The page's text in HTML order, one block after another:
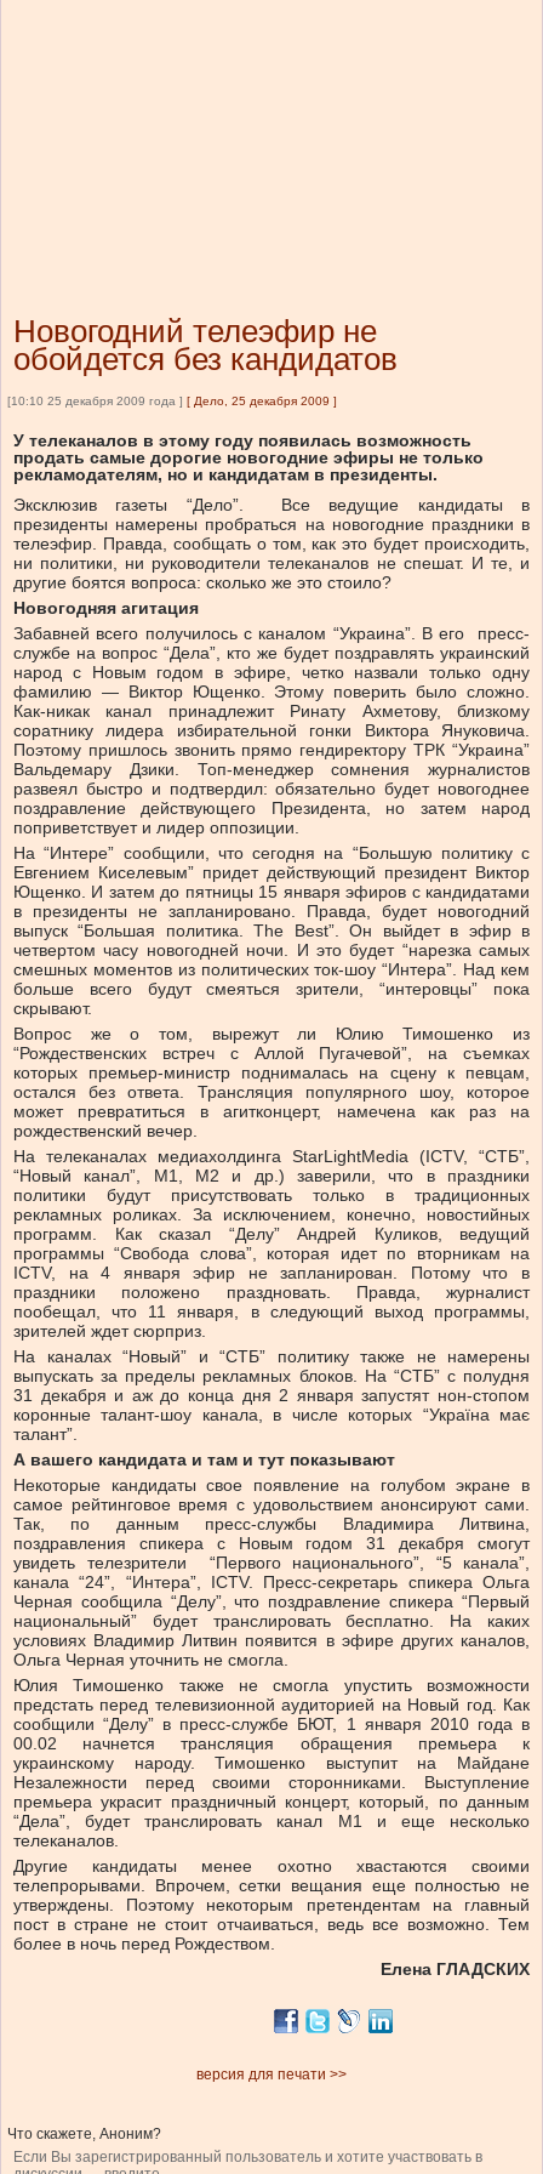
Новогодний телеэфир не
обойдется без кандидатов
[10:10 25 декабря 2009 года ] [ Дело, 25 декабря 2009 ]
У телеканалов в этому году появилась возможность
продать самые дорогие новогодние эфиры не только
рекламодателям, но и кандидатам в президенты.
Эксклюзив газеты “Дело”. Все ведущие кандидаты в
президенты намерены пробраться на новогодние праздники в
телеэфир. Правда, сообщать о том, как это будет происходить,
ни политики, ни руководители телеканалов не спешат. И те, и
другие боятся вопроса: сколько же это стоило?
Новогодняя агитация
Забавней всего получилось с каналом “Украина”. В его пресс-
службе на вопрос “Дела”, кто же будет поздравлять украинский
народ с Новым годом в эфире, четко назвали только одну
фамилию — Виктор Ющенко. Этому поверить было сложно.
Как-никак канал принадлежит Ринату Ахметову, близкому
соратнику лидера избирательной гонки Виктора Януковича.
Поэтому пришлось звонить прямо гендиректору ТРК “Украина”
Вальдемару Дзики. Топ-менеджер сомнения журналистов
развеял быстро и подтвердил: обязательно будет новогоднее
поздравление действующего Президента, но затем народ
поприветствует и лидер оппозиции.
На “Интере” сообщили, что сегодня на “Большую политику с
Евгением Киселевым” придет действующий президент Виктор
Ющенко. И затем до пятницы 15 января эфиров с кандидатами
в президенты не запланировано. Правда, будет новогодний
выпуск “Большая политика. The Best”. Он выйдет в эфир в
четвертом часу новогодней ночи. И это будет “нарезка самых
смешных моментов из политических ток-шоу “Интера”. Над кем
больше всего будут смеяться зрители, “интеровцы” пока
скрывают.
Вопрос же о том, вырежут ли Юлию Тимошенко из
“Рождественских встреч с Аллой Пугачевой”, на съемках
которых премьер-министр поднималась на сцену к певцам,
остался без ответа. Трансляция популярного шоу, которое
может превратиться в агитконцерт, намечена как раз на
рождественский вечер.
На телеканалах медиахолдинга StarLightMedia (ICTV, “СТБ”,
“Новый канал”, М1, М2 и др.) заверили, что в праздники
политики будут присутствовать только в традиционных
рекламных роликах. За исключением, конечно, новостийных
программ. Как сказал “Делу” Андрей Куликов, ведущий
программы “Свобода слова”, которая идет по вторникам на
ICTV, на 4 января эфир не запланирован. Потому что в
праздники положено праздновать. Правда, журналист
пообещал, что 11 января, в следующий выход программы,
зрителей ждет сюрприз.
На каналах “Новый” и “СТБ” политику также не намерены
выпускать за пределы рекламных блоков. На “СТБ” с полудня
31 декабря и аж до конца дня 2 января запустят нон-стопом
коронные талант-шоу канала, в числе которых “Україна має
талант”.
А вашего кандидата и там и тут показывают
Некоторые кандидаты свое появление на голубом экране в
самое рейтинговое время с удовольствием анонсируют сами.
Так, по данным пресс-службы Владимира Литвина,
поздравления спикера с Новым годом 31 декабря смогут
увидеть телезрители “Первого национального”, “5 канала”,
канала “24”, “Интера”, ICTV. Пресс-секретарь спикера Ольга
Черная сообщила “Делу”, что поздравление спикера “Первый
национальный” будет транслировать бесплатно. На каких
условиях Владимир Литвин появится в эфире других каналов,
Ольга Черная уточнить не смогла.
Юлия Тимошенко также не смогла упустить возможности
предстать перед телевизионной аудиторией на Новый год. Как
сообщили “Делу” в пресс-службе БЮТ, 1 января 2010 года в
00.02 начнется трансляция обращения премьера к
украинскому народу. Тимошенко выступит на Майдане
Незалежности перед своими сторонниками. Выступление
премьера украсит праздничный концерт, который, по данным
“Дела”, будет транслировать канал M1 и еще несколько
телеканалов.
Другие кандидаты менее охотно хвастаются своими
телепрорывами. Впрочем, сетки вещания еще полностью не
утверждены. Поэтому некоторым претендентам на главный
пост в стране не стоит отчаиваться, ведь все возможно. Тем
более в ночь перед Рождеством.
Елена ГЛАДСКИХ
версия для печати >>
Что скажете, Аноним?
Если Вы зарегистрированный пользователь и хотите участвовать в